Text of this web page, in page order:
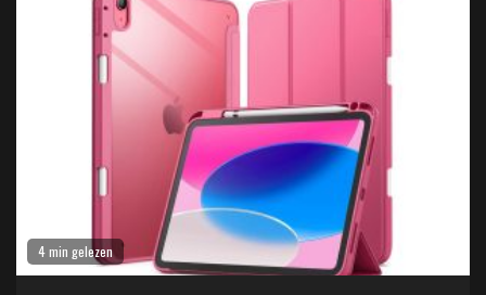
4 min gelezen